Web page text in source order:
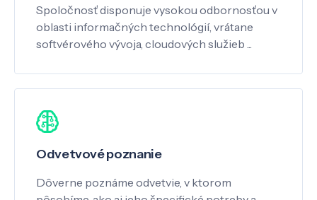
Spoločnosť disponuje vysokou odbornosťou v
oblasti informačných technológií, vrátane
softvérového vývoja, cloudových služieb ...
Odvetvové poznanie
Dôverne poznáme odvetvie, v ktorom